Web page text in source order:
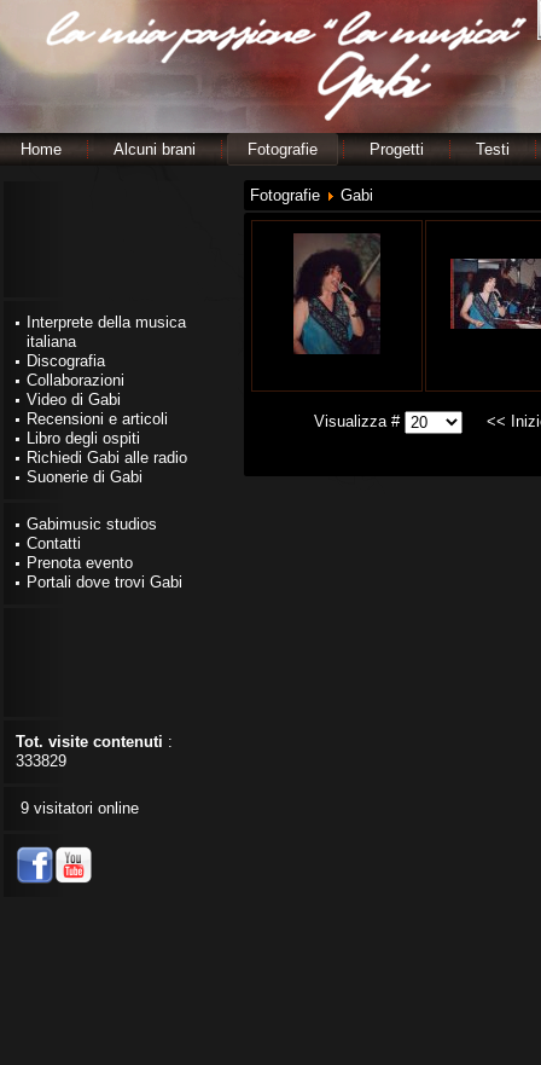
Home Alcuni brani Fotografie Progetti Testi
Interprete della musica
italiana
Discografia
Collaborazioni
Video di Gabi
Recensioni e articoli
Libro degli ospiti
Richiedi Gabi alle radio
Suonerie di Gabi
Gabimusic studios
Contatti
Prenota evento
Portali dove trovi Gabi
Tot. visite contenuti :
333829
9 visitatori online
Fotografie Gabi
Visualizza # <<